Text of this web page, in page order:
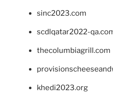
sinc2023.com
scdlqatar2022-
thecolumbiagrill.com
khedi2023.org